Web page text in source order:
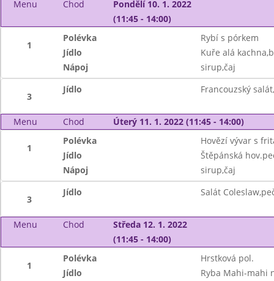
Menu Chod
Pondělí 10. 1. 2022
(11:45 - 14:00)
1
Polévka
Rybí s pórkem
Jídlo
Kuře alá
Nápoj
sirup,čaj
3
Jídlo Francouzský
Menu Chod Úterý 11. 1. 2022 (11:45 - 14:00)
1
Polévka
Hovězí vývar s
Jídlo
Štěpánská
Nápoj
sirup,čaj
3
Jídlo Salát
Menu Chod
Středa 12. 1. 2022
(11:45 - 14:00)
1
Polévka
Hrstková pol.
Jídlo
Ryba Mahi-mahi